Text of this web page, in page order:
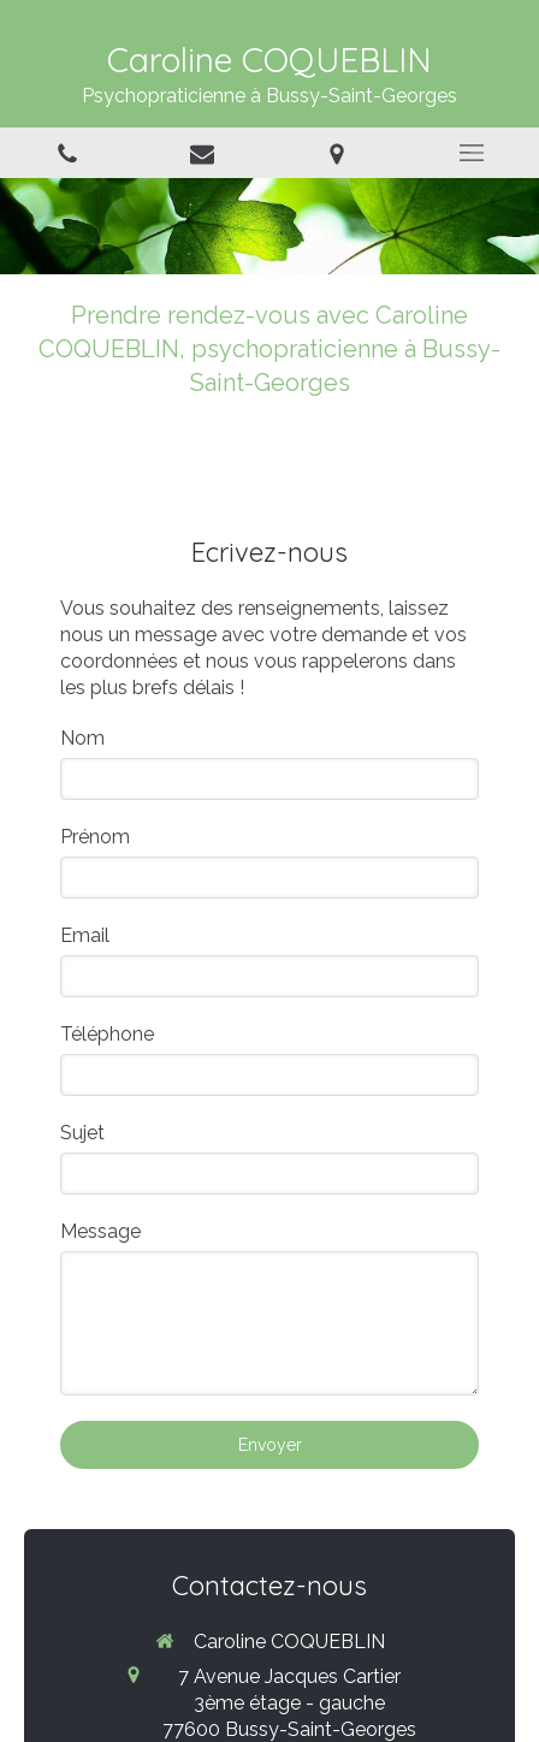
Caroline COQUEBLIN
Psychopraticienne à Bussy-Saint-Georges
Prendre rendez-vous avec Caroline
COQUEBLIN, psychopraticienne à Bussy-
Saint-Georges
Ecrivez-nous
Vous souhaitez des renseignements, laissez
nous un message avec votre demande et vos
coordonnées et nous vous rappelerons dans
les plus brefs délais !
Nom
Prénom
Email
Téléphone
Sujet
Message
Envoyer
Contactez-nous
Caroline COQUEBLIN
7 Avenue Jacques Cartier
3ème étage - gauche
77600 Bussy-Saint-Georges